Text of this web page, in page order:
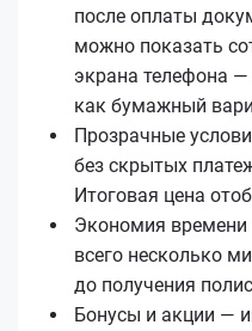
после оплаты
можно показать
экрана телефона
как бумажный
Прозрачные
без скрытых
Итоговая цена
Экономия времени
всего несколько
до получения
Бонусы и акции —